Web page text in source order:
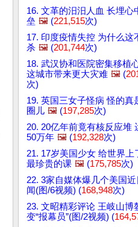
16. 文革的汨汨人血 长埋心
垒 🖼️ (221,515次)
17. 印度疫情失控 为什么这
杀 🖼️ (201,744次)
18. 武汉协和医院密集移植
这城市带来更大灾难 🖼️ (
次)
19. 英国三女子怪病 怪的真
圈儿 🖼️ (197,285次)
20. 20亿年前竟有核反应堆
50万年 🖼️ (192,328次)
21. 17岁美国少女 给世界上
最珍贵的课 🖼️ (175,785次)
22. 3家自媒体爆几个美国
闻(图/6视频) (168,948次)
23. 文昭精彩评论 王岐山博
变“报幕员”(图/2视频) (